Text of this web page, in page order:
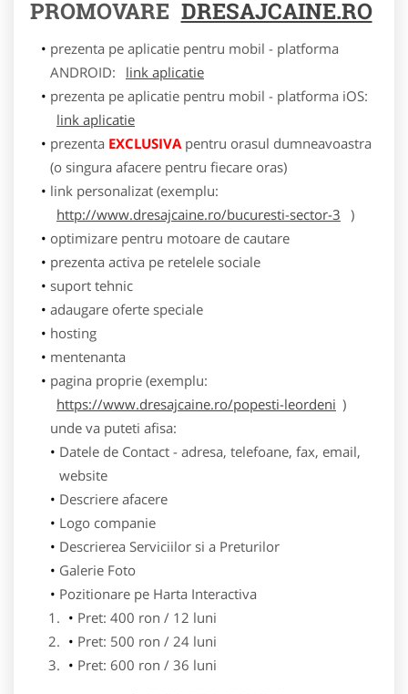
PROMOVARE DRESAJCAINE.RO
prezenta pe aplicatie pentru mobil - platforma
ANDROID:
link aplicatie
prezenta pe aplicatie pentru mobil - platforma iOS:
link aplicatie
prezenta EXCLUSIVApentru orasul dumneavoastra
(o singura afacere pentru fiecare oras)
link personalizat (exemplu:
http://www.dresajcaine.ro/bucuresti-sector-3 )
optimizare pentru motoare de cautare
prezenta activa pe retelele sociale
suport tehnic
adaugare oferte speciale
hosting
mentenanta
pagina proprie (exemplu:
https://www.dresajcaine.ro/popesti-leordeni )
unde va puteti afisa:
Datele de Contact - adresa, telefoane, fax, email,
website
Descriere afacere
Logo companie
Descrierea Serviciilor si a Preturilor
Galerie Foto
Pozitionare pe Harta Interactiva
Pret: 400 ron / 12 luni
Pret: 500 ron / 24 luni
Pret: 600 ron / 36 luni